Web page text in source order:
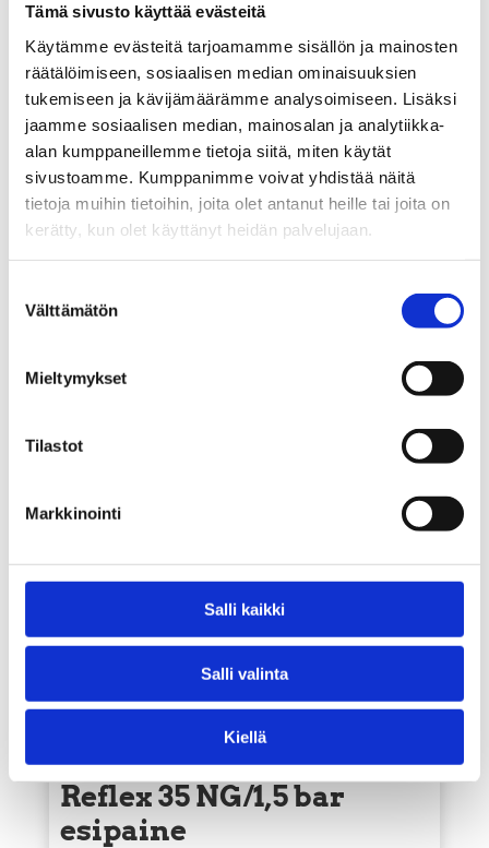
Tämä sivusto käyttää evästeitä
Käytämme evästeitä tarjoamamme sisällön ja mainosten
räätälöimiseen, sosiaalisen median ominaisuuksien
tukemiseen ja kävijämäärämme analysoimiseen. Lisäksi
jaamme sosiaalisen median, mainosalan ja analytiikka-
alan kumppaneillemme tietoja siitä, miten käytät
sivustoamme. Kumppanimme voivat yhdistää näitä
tietoja muihin tietoihin, joita olet antanut heille tai joita on
kerätty, kun olet käyttänyt heidän palvelujaan.
valinta
Välttämätön
Mieltymykset
Tilastot
Markkinointi
Salli kaikki
Salli valinta
Kiellä
muutamia kokoja löytyy myös 25
barisina – Täyttökaasuna typpi – Mallit
500 ja 600 E, rakennepaine on 6 bar –
500 ja 600 E astiat ovat vaihdettavalla
kalvolla ja omalla painemittarilla
Tekniset tiedot
Tutustu myös
Kalvopaisunta-astia
Reflex 35 NG/1,5 bar
esipaine